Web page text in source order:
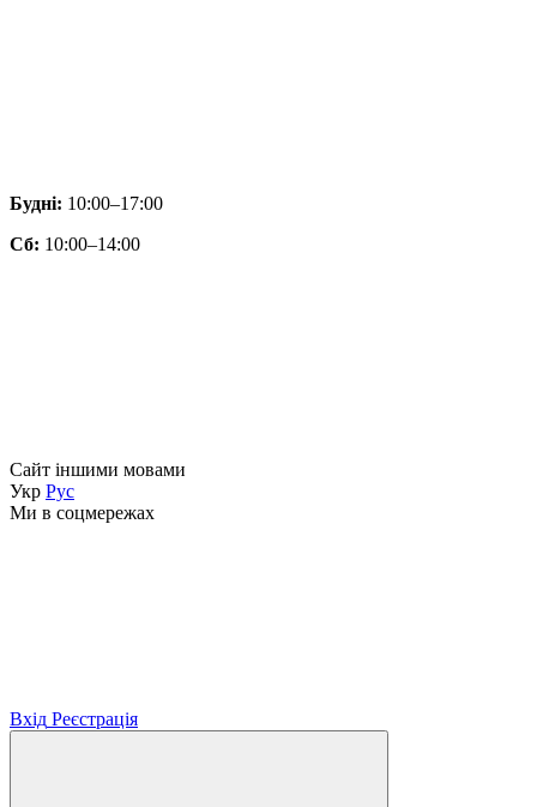
Будні: 10:00–17:00
Сб: 10:00–14:00
Сайт іншими мовами
Укр Рус
Ми в соцмережах
Вхід Реєстрація